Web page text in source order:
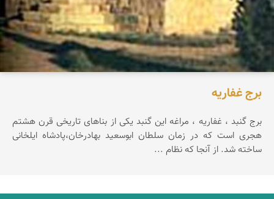
برج غفاریه
برج گنبد ، غفاریه ، مراغه این گنبد یكی از بناهای تاریخی قرن هشتم
هجری است كه در زمان سلطان ابوسعید بهادرخان،پادشاه ایلخانی
ساخته شد. از آنجا كه نظام ...